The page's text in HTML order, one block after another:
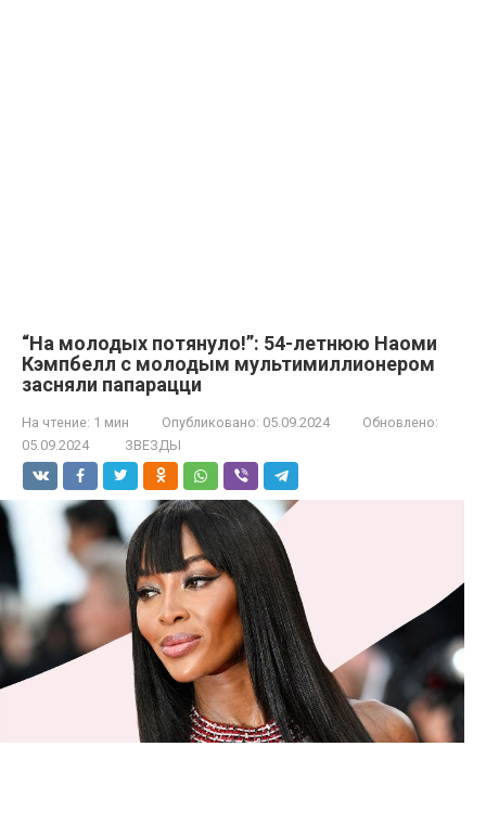
“На молодых потянуло!”: 54-летнюю Наоми
Кэмпбелл с молодым мультимиллионером
засняли папарацци
На чтение: 1 мин Опубликовано: 05.09.2024
Обновлено:
05.09.2024
ЗВЕЗДЫ